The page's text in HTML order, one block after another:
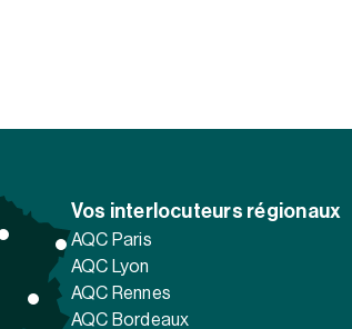
Vos interlocuteurs régionaux
AQC Paris
AQC Lyon
AQC Rennes
AQC Bordeaux